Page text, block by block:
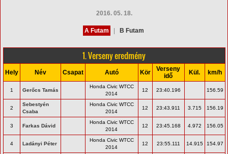
2016. 05. 18.
A Futam B Futam
1. Verseny eredmény
Hely Név Csapat Autó Kör
Verseny
idő
Kül. km/h
1 Gerőcs Tamás
Honda Civic WTCC
2014
12 23:40.196 156.59
2
Sebestyén
Csaba
Honda Civic WTCC
2014
12 23:43.911 3.715 156.19
3 Farkas Dávid
Honda Civic WTCC
2014
12 23:45.168 4.972 156.05
4 Ladányi Péter
Honda Civic WTCC
2014
12 23:55.111 14.915 154.97